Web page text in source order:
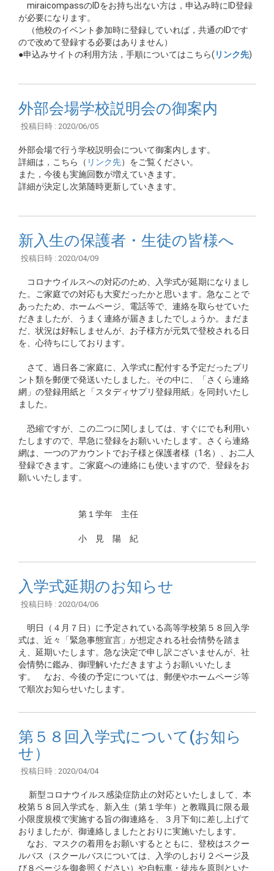
miraicompassのIDをお持ち出ない方は，申込み時にID登録
が必要になります。
（他校のイベント参加時に登録していれば，共通のIDです
ので改めて登録する必要はありません）
●申込みサイトの利用方法，手順についてはこちら( リンク先)
外部会場学校説明会の御案内
投稿日時 : 2020/06/05
外部会場で行う学校説明会について御案内します。
詳細は，こちら（ リンク先）をご覧ください。
また，今後も実施回数が増えていきます。
詳細が決定し次第随時更新していきます。
新入生の保護者・生徒の皆様へ
投稿日時 : 2020/04/09
コロナウイルスへの対応のため、入学式が延期になりまし
た。ご家庭での対応も大変だったかと思います。急なことで
あったため、ホームページ、電話等で、連絡を取らせていた
だきましたが、うまく連絡が届きましたでしょうか。まだま
だ、状況は好転しませんが、お子様方が元気で登校される日
を、心待ちにしております。
さて、過日各ご家庭に、入学式に配付する予定だったプリ
ント類を郵便で発送いたしました。その中に、「さくら連絡
網」の登録用紙と「スタディサプリ登録用紙」を同封いたし
ました。
恐縮ですが、この二つに関しましては、すぐにでも利用い
たしますので、早急に登録をお願いいたします。さくら連絡
網は、一つのアカウントでお子様と保護者様（1名）、お二人
登録できます。ご家庭への連絡にも使いますので、登録をお
願いいたします。
第１学年 主任
小 見 陽 紀
入学式延期のお知らせ
投稿日時 : 2020/04/06
明日（４月７日）に予定されている高等学校第５８回入学
式は、近々「緊急事態宣言」が想定される社会情勢を踏ま
え、延期いたします。急な決定で申し訳ございませんが、社
会情勢に鑑み、御理解いただきますようお願いいたしま
す。 なお、今後の予定については、郵便やホームページ等
で順次お知らせいたします。
第５８回入学式について(お知ら
せ）
投稿日時 : 2020/04/04
新型コロナウイルス感染症防止の対応といたしまして、本
校第５８回入学式を、新入生（第１学年）と教職員に限る最
小限度規模で実施する旨の御連絡を、３月下旬に差し上げて
おりましたが、御連絡しましたとおりに実施いたします。
なお、マスクの着用をお願いするとともに、登校はスクー
ルバス（スクールバスについては、入学のしおり２ページ及
び８ページを御参照ください）や自転車・徒歩を原則といた